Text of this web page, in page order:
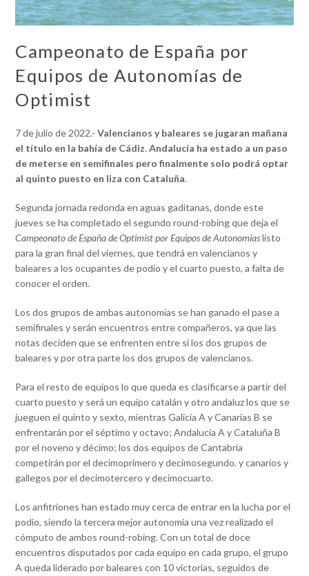
Campeonato de España por
Equipos de Autonomías de
Optimist
7 de julio de 2022.-Valencianos y baleares se jugaran mañana
el título en la bahía de Cádiz.Andalucía ha estado a un paso
de meterse en semifinales pero finalmente solo podrá optar
al quinto puesto en liza con Cataluña.
Segunda jornada redonda en aguas gaditanas, donde este
jueves se ha completado el segundo round-robing que deja el
Campeonato de España de Optimist por Equipos de Autonomíaslisto
para la gran final del viernes, que tendrá en valencianos y
baleares a los ocupantes de podio y el cuarto puesto, a falta de
conocer el orden.
Los dos grupos de ambas autonomías se han ganado el pase a
semifinales y serán encuentros entre compañeros, ya que las
notas deciden que se enfrenten entre si los dos grupos de
baleares y por otra parte los dos grupos de valencianos.
Para el resto de equipos lo que queda es clasificarse a partir del
cuarto puesto y será un equipo catalán y otro andaluz los que se
jueguen el quinto y sexto, mientras Galicia A y Canarias B se
enfrentarán por el séptimo y octavo; Andalucía A y Cataluña B
por el noveno y décimo; los dos equipos de Cantabria
competirán por el decimoprimero y decimosegundo, y canarios y
gallegos por el decimotercero y decimocuarto.
Los anfitriones han estado muy cerca de entrar en la lucha por el
podio, siendo la tercera mejor autonomía una vez realizado el
cómputo de ambos round-robing. Con un total de doce
encuentros disputados por cada equipo en cada grupo, el grupo
A queda liderado por baleares con 10 victorias, seguidos de